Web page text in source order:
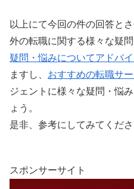
以上にて今回の件の回答と
外の転職に関する様々な疑
疑問・悩みについてアドバイ
ますし、 おすすめの転職サ
ジェントに様々な疑問・悩
ょう。
是非、参考にしてみてくださ
スポンサーサイト